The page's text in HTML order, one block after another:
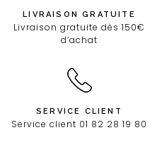
LIVRAISON GRATUITE
Livraison gratuite dès 150€
d’achat
SERVICE CLIENT
Service client 01 82 28 19 80